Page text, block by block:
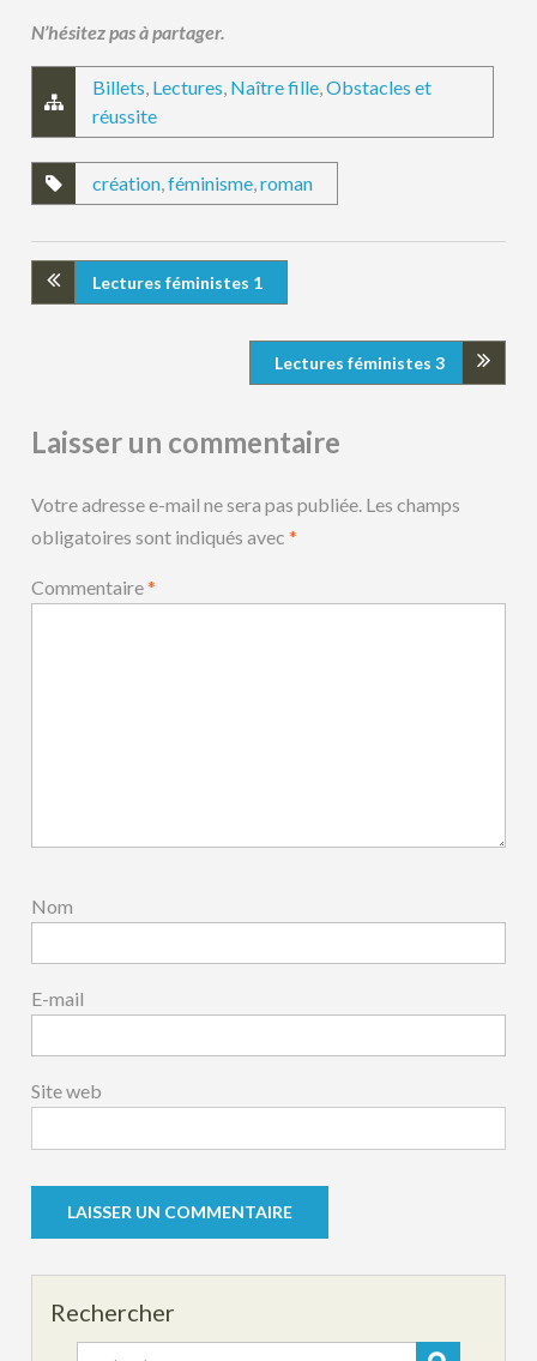
N’hésitez pas à partager.
Billets, Lectures, Naître fille,Obstacles et
réussite
création,féminisme,roman
Lectures féministes 1
Lectures féministes 3
Laisser un commentaire
Votre adresse e-mail ne sera pas publiée. Les champs
obligatoires sont indiqués avec*
Commentaire*
Nom
E-mail
Site web
Rechercher
Search